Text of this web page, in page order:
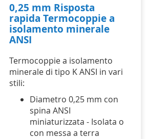
0,25 mm Risposta
rapida Termocoppie a
isolamento minerale
ANSI
Termocoppie a isolamento
minerale di tipo K ANSI in vari
stili:
Diametro 0,25 mm con
spina ANSI
miniaturizzata - Isolata o
con messa a terra